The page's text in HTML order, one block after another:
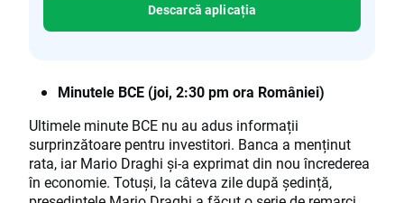
Descarcă aplicația
Minutele BCE (joi, 2:30 pm ora României)
Ultimele minute BCE nu au adus informații
surprinzătoare pentru investitori. Banca a menținut
rata, iar Mario Draghi și-a exprimat din nou încrederea
în economie. Totuși, la câteva zile după ședință,